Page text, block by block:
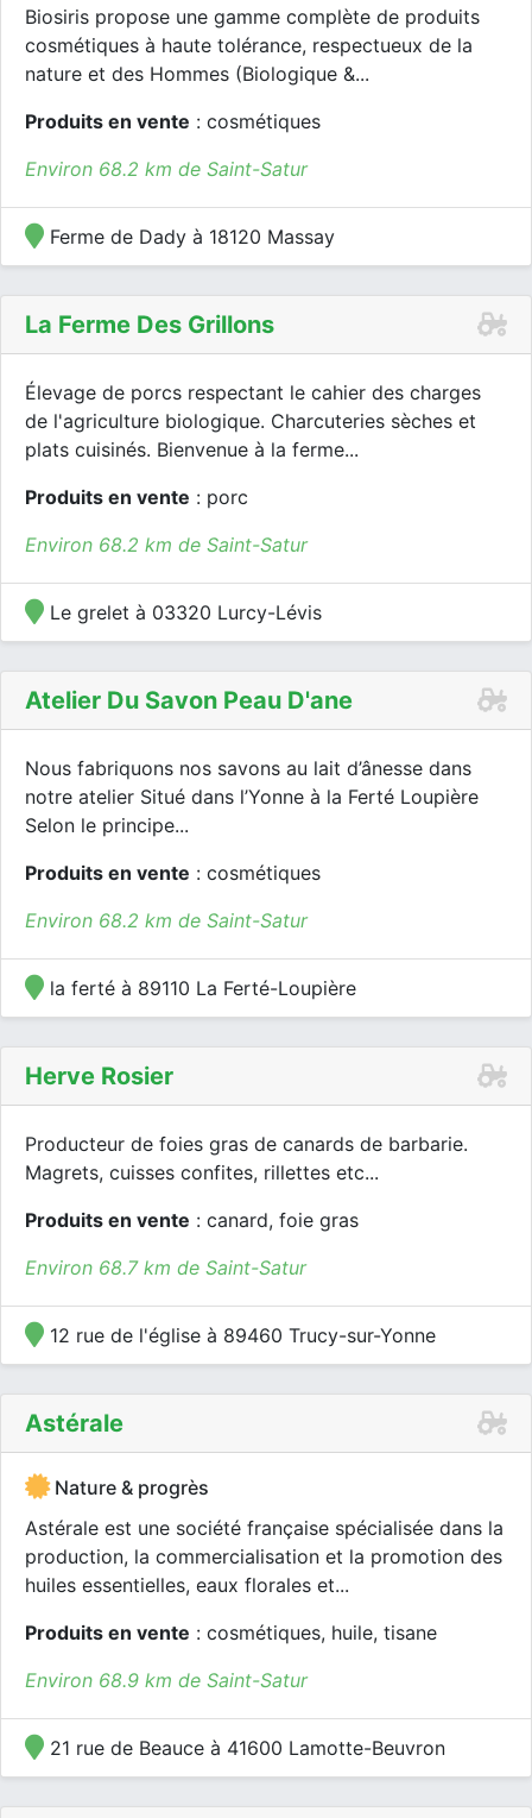
Biosiris propose une gamme complète de produits
cosmétiques à haute tolérance, respectueux de la
nature et des Hommes (Biologique &...
Produits en vente : cosmétiques
Environ 68.2 km de Saint-Satur
Ferme de Dady à 18120 Massay
La Ferme Des Grillons
Élevage de porcs respectant le cahier des charges
de l'agriculture biologique. Charcuteries sèches et
plats cuisinés. Bienvenue à la ferme...
Produits en vente : porc
Environ 68.2 km de Saint-Satur
Le grelet à 03320 Lurcy-Lévis
Atelier Du Savon Peau D'ane
Nous fabriquons nos savons au lait d’ânesse dans
notre atelier Situé dans l’Yonne à la Ferté Loupière
Selon le principe...
Produits en vente : cosmétiques
Environ 68.2 km de Saint-Satur
la ferté à 89110 La Ferté-Loupière
Herve Rosier
Producteur de foies gras de canards de barbarie.
Magrets, cuisses confites, rillettes etc...
Produits en vente : canard, foie gras
Environ 68.7 km de Saint-Satur
12 rue de l'église à 89460 Trucy-sur-Yonne
Astérale
Nature & progrès
Astérale est une société française spécialisée dans la
production, la commercialisation et la promotion des
huiles essentielles, eaux florales et...
Produits en vente : cosmétiques, huile, tisane
Environ 68.9 km de Saint-Satur
21 rue de Beauce à 41600 Lamotte-Beuvron